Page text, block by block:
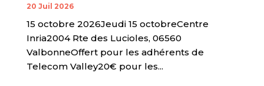
20 Juil 2026
15 octobre 2026Jeudi 15 octobreCentre
Inria2004 Rte des Lucioles, 06560
ValbonneOffert pour les adhérents de
Telecom Valley20€ pour les...